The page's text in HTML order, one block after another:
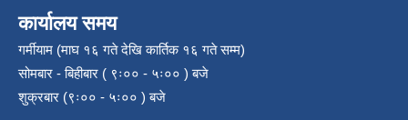
कार्यालय समय
गर्मीयाम (माघ १६ गते देखि कार्तिक १६ गते सम्म)
सोमबार - बिहीबार ( ९ः०० - ५ः०० ) बजे
शुक्रबार (९ः०० - ५ः०० ) बजे